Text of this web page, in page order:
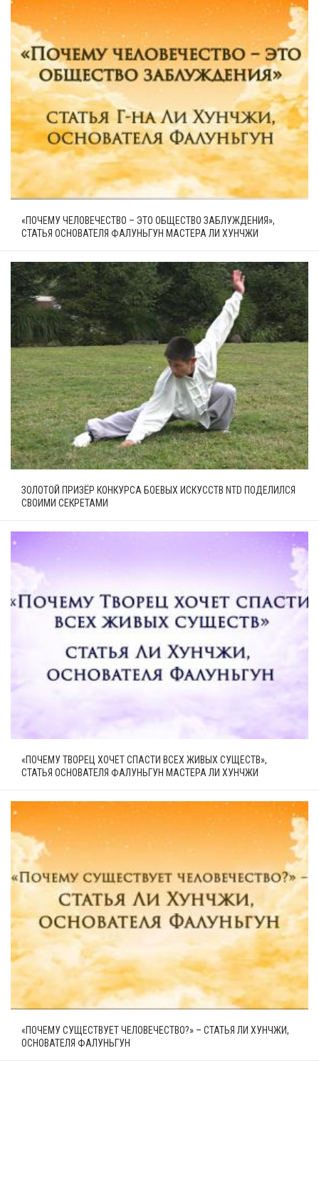
«ПОЧЕМУ ЧЕЛОВЕЧЕСТВО – ЭТО ОБЩЕСТВО ЗАБЛУЖДЕНИЯ»,
СТАТЬЯ ОСНОВАТЕЛЯ ФАЛУНЬГУН МАСТЕРА ЛИ ХУНЧЖИ
ЗОЛОТОЙ ПРИЗЁР КОНКУРСА БОЕВЫХ ИСКУССТВ NTD ПОДЕЛИЛСЯ
СВОИМИ СЕКРЕТАМИ
«ПОЧЕМУ ТВОРЕЦ ХОЧЕТ СПАСТИ ВСЕХ ЖИВЫХ СУЩЕСТВ»,
СТАТЬЯ ОСНОВАТЕЛЯ ФАЛУНЬГУН МАСТЕРА ЛИ ХУНЧЖИ
«ПОЧЕМУ СУЩЕСТВУЕТ ЧЕЛОВЕЧЕСТВО?» – СТАТЬЯ ЛИ ХУНЧЖИ,
ОСНОВАТЕЛЯ ФАЛУНЬГУН